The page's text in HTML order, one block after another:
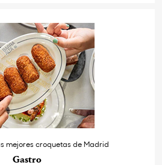
mejores croquetas de Madrid
Gastro